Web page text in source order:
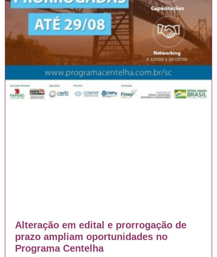
Alteração em edital e prorrogação de
prazo ampliam oportunidades no
Programa Centelha